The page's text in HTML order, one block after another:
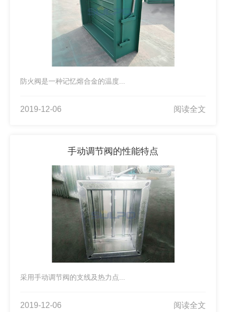
防火阀是一种记忆熔合金的温度...
2019-12-06 阅读全文
手动调节阀的性能特点
采用手动调节阀的支线及热力点...
2019-12-06 阅读全文